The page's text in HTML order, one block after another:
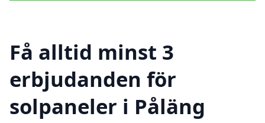
Få alltid minst 3
erbjudanden för
solpaneler i Påläng